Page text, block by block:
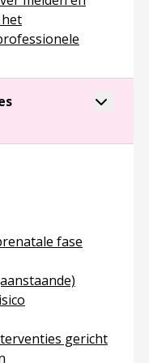
Toggle
fase
JGZ in de
Interventies voor
gericht
Preventieve JGZ-